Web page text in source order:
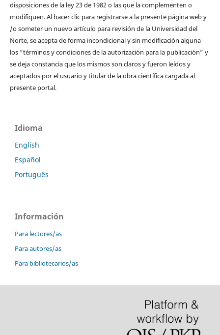
disposiciones de la ley 23 de 1982 o las que la complementen o
modifiquen. Al hacer clic para registrarse a la presente página web y
/o someter un nuevo artículo para revisión de la Universidad del
Norte, se acepta de forma incondicional y sin modificación alguna
los “términos y condiciones de la autorización para la publicación” y
se deja constancia que los mismos son claros y fueron leídos y
aceptados por el usuario y titular de la obra científica cargada al
presente portal.
Idioma
English
Español
Português
Información
Para lectores/as
Para autores/as
Para bibliotecarios/as